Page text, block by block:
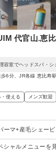
代官山.恵
容室でヘッドスパ・シ
6分、JR各線 恵比寿
使える メンズ歓迎
ーマ+産毛シェー
シャルメニューを